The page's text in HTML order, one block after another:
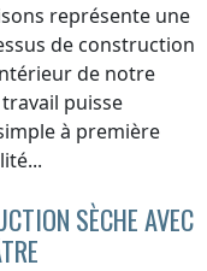
représente une
de construction
de notre
puisse
à première
SÈCHE AVEC